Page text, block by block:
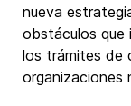
nueva
obstáculos que
los trámites de
organizaciones